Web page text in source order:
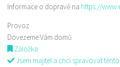
Informace o dopravě na https://
Provoz
Dovezeme Vám domů
Záložka
Jsem majitel a chci spravovat